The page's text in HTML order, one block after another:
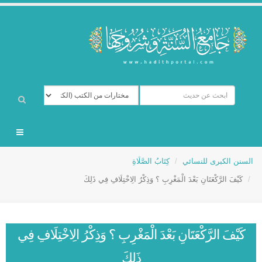
السنن الكبرى للنسائي كِتَابُ الصَّلَاةِ
كَيْفَ الرَّكْعَتَانِ بَعْدَ الْمَغْرِبِ ؟ وَذِكْرُ الِاخْتِلَافِ فِي ذَلِكَ
كَيْفَ الرَّكْعَتَانِ بَعْدَ الْمَغْرِبِ ؟ وَذِكْرُ الِاخْتِلَافِ فِي
ذَلِكَ